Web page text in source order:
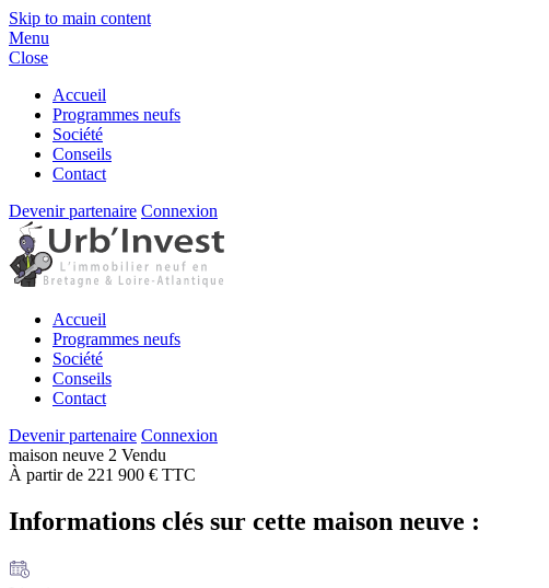
Skip to main content
Menu
Close
Accueil
Programmes neufs
Société
Conseils
Contact
Devenir partenaire Connexion
Accueil
Programmes neufs
Société
Conseils
Contact
Devenir partenaire Connexion
maison neuve 2 Vendu
À partir de 221 900 € TTC
Informations clés sur cette maison neuve :